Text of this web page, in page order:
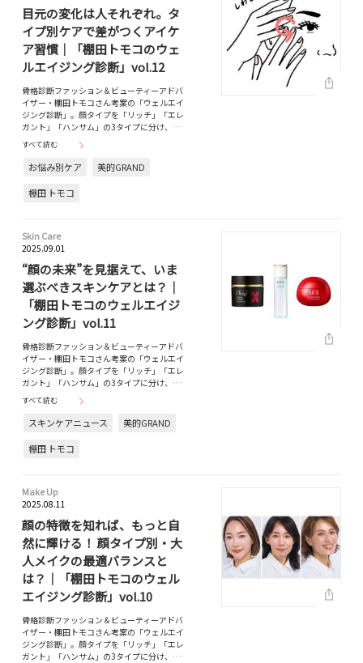
目元の変化は人それぞれ。タ
イプ別ケアで差がつくアイケ
ア習慣｜「棚田トモコのウェ
ルエイジング診断」vol.12
骨格診断ファッション＆ビューティーアドバ
イザー・棚田トモコさん考案の「ウェルエイ
ジング診断」。顔タイプを「リッチ」「エレ
ガント」「ハンサム」の3タイプに分け、…
すべて読む
お悩み別ケア
美的GRAND
棚田 トモコ
Skin Care
2025.09.01
“顔の未来”を見据えて、いま
選ぶべきスキンケアとは？｜
「棚田トモコのウェルエイジ
ング診断」vol.11
骨格診断ファッション＆ビューティーアドバ
イザー・棚田トモコさん考案の「ウェルエイ
ジング診断」。顔タイプを「リッチ」「エレ
ガント」「ハンサム」の3タイプに分け、…
すべて読む
スキンケアニュース
美的GRAND
棚田 トモコ
Make Up
2025.08.11
顔の特徴を知れば、もっと自
然に輝ける！ 顔タイプ別・大
人メイクの最適バランスと
は？｜「棚田トモコのウェル
エイジング診断」vol.10
骨格診断ファッション＆ビューティーアドバ
イザー・棚田トモコさん考案の「ウェルエイ
ジング診断」。顔タイプを「リッチ」「エレ
ガント」「ハンサム」の3タイプに分け、…